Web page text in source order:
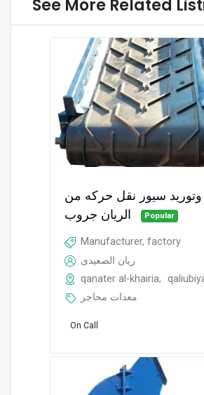
See More Related
وتوريد سيور نقل حركه من
الريان جروب
Popular
Manufacturer, factory
ريان الصعيدى
qanater al-khairia,
معدات محاجر
On Call